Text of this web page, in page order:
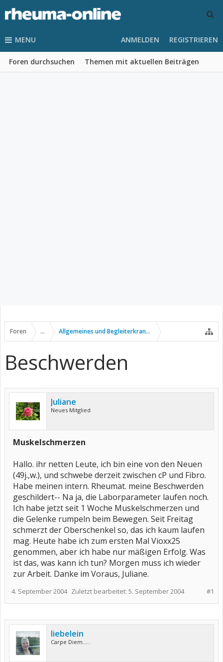
MENU
Foren durchsuchen Themen mit aktuellen Beiträgen
ANMELDEN REGISTRIEREN
Foren ... Allgemeines und Begleiterkrankungen
Beschwerden
Juliane
Neues Mitglied
Muskelschmerzen
Hallo. ihr netten Leute, ich bin eine von den Neuen
(49j.,w.), und schwebe derzeit zwischen cP und Fibro.
Habe meinen intern. Rheumat. meine Beschwerden
geschildert-- Na ja, die Laborparameter laufen noch.
Ich habe jetzt seit 1 Woche Muskelschmerzen und
die Gelenke rumpeln beim Bewegen. Seit Freitag
schmerzt der Oberschenkel so, das ich kaum laufen
mag. Heute habe ich zum ersten Mal Vioxx25
genommen, aber ich habe nur mäßigen Erfolg. Was
ist das, was kann ich tun? Morgen muss ich wieder
zur Arbeit. Danke im Voraus, Juliane.
#1
4. September 2004 Zuletzt bearbeitet: 5. September 2004
liebelein
Carpe Diem.....